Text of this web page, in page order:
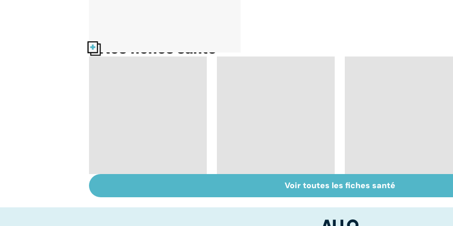
Nos fiches santé
digestion ?
Intestin irritable : le
régime FODMAP, une
Syndrome de
l'intestin irritable : un
Voir toutes les fiches santé